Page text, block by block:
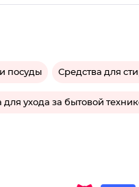
посуды Средства для
для ухода за бытовой